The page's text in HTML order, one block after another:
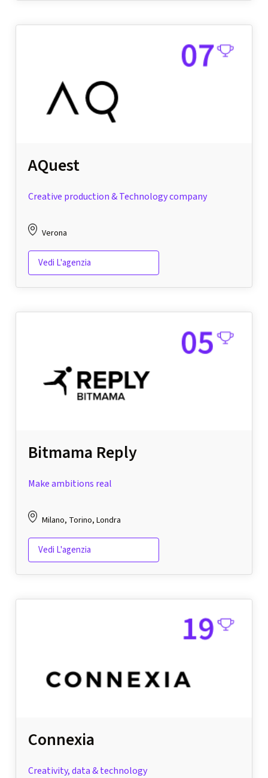
AQuest
Creative production & Technology company
Verona
Vedi L'agenzia
Bitmama Reply
Make ambitions real
Milano, Torino, Londra
Vedi L'agenzia
Connexia
Creativity, data & technology